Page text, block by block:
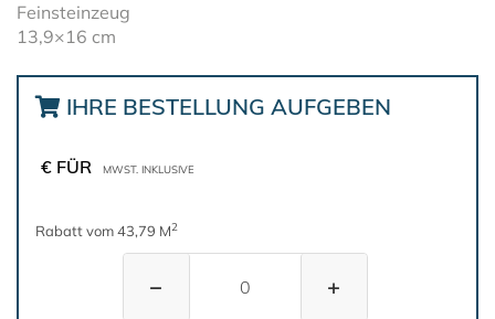
Feinsteinzeug
13,9×16 cm
IHRE BESTELLUNG AUFGEBEN
€ FÜR MWST. INKLUSIVE
Rabatt vom 43,79 M2
− +